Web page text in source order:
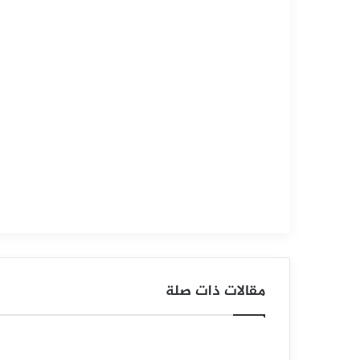
ف
ط
خ
مقالات ذات صلة